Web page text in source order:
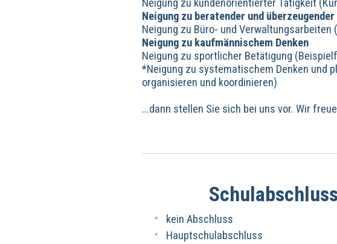
Neigung zu kundenorientierter Tätigkeit
Neigung zu beratender und
Neigung zu Büro- und
Neigung zu kaufmännischem Denken
Neigung zu sportlicher Betätigung
*Neigung zu systematischem Denken und
organisieren und koordinieren)
...dann stellen Sie sich bei uns vor. Wir
Schulabschluss
kein Abschluss
Hauptschulabschluss